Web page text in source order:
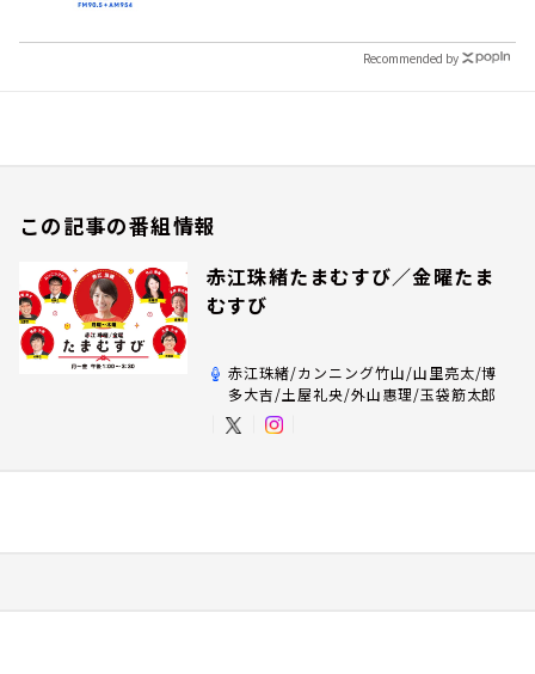
Recommended by
この記事の番組情報
赤江珠緒たまむすび／金曜たま
むすび
赤江珠緒/カンニング竹山/山里亮太/博
多大吉/土屋礼央/外山惠理/玉袋筋太郎